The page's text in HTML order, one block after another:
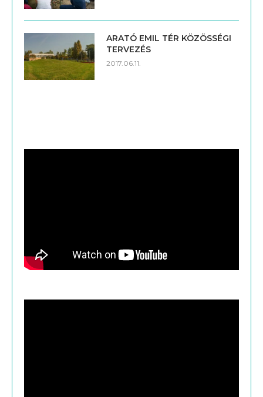
ARATÓ EMIL TÉR KÖZÖSSÉGI
TERVEZÉS
2017.06.11.